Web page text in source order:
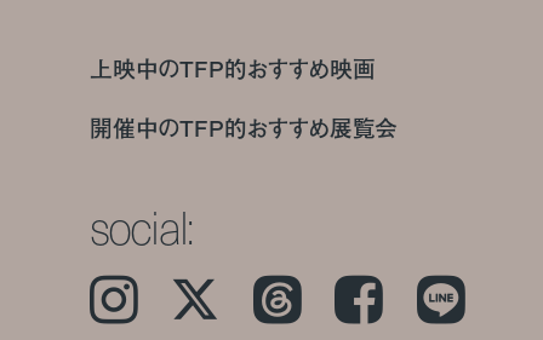
上映中のTFP的おすすめ映画
開催中のTFP的おすすめ展覧会
social:
Instagram 𝕏 Threads Facebook LINE